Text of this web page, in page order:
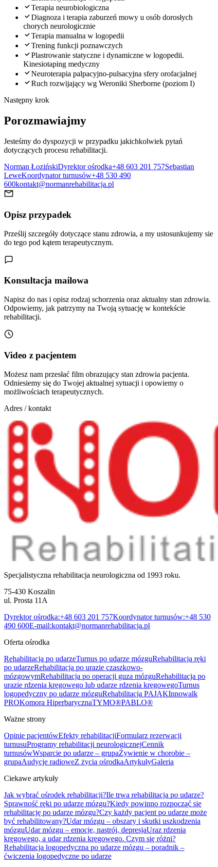
Terapia neurobiologiczna
Diagnoza i terapia zaburzeń mowy u osób dorosłych
chorych neurologicznie
Terapia manualna w logopedii
Trening funkcji poznawczych
Plastrowanie statyczne i dynamiczne w logopedii.
Kinesiotaping medyczny
Neuroterapia palpacyjno-pulsacyjna sfery orofacjalnej
Ruch rozwijający wg Weroniki Sherborne (poziom I)
Następny krok
Porozmawiajmy
Jesteśmy do dyspozycji w przypadku jakichkolwiek pytań
dotyczących procesu rehabilitacji.
Norman ŁozińskiDyrektor ośrodka+48 603 201 757Sebastian
LeweKoordynator turnusów+48 530 490
600kontakt@normanrehabilitacja.pl
Opisz przypadek
Prześlij szczegóły dotyczące stanu zdrowia, a my ustosunkujemy sie
do tego pod kątem terapeutycznym.
Konsultacja mailowa
Napisz do nas i opisz rodzaj schorzenia oraz aktualny stan zdrowia.
Odpowiemy, jak patrzymy na Twoją sytuację w kontekście
rehabilitacji.
Video z pacjentem
Możesz nam przesłać film obrazujący stan zdrowia pacjenta.
Odniesiemy się do Twojej aktualnej sytuacji i opowiemy o
możliwościach terapeutycznych.
Adres / kontakt
Specjalistyczna rehabilitacja neurologiczna od 1993 roku.
75-430 Koszalin
ul. Prosta 11A
Dyrektor ośrodka:+48 603 201 757Koordynator turnusów:+48 530
490 600E-mail:kontakt@normanrehabilitacja.pl
Oferta ośrodka
Rehabilitacja po udarzeTurnus po udarze mózguRehabilitacja ręki
po udarzeRehabilitacja po urazie czaszkowo-
mózgowymRehabilitacja po operacji guza mózguRehabilitacja po
urazie rdzenia kręgowego lub udarze rdzenia kręgowegoTurnus
logopedyczny po udarze mózguRehabilitacja PAJĄKInnowalk
PROKomora HiperbarycznaTYMO®PABLO®
Ważne strony
Opinie pacjentówEfekty rehabilitacjiFormularz rezerwacji
turnusuProgramy rehabilitacji neurologicznejCennik
turnusówWsparcie po udarze – grupaŻywienie w chorobie –
grupaAudycje radioweZ życia ośrodkaArtykułyGaleria
Ciekawe artykuły
Jak wybrać ośrodek rehabilitacji?Ile trwa rehabilitacja po udarze?
Sprawność ręki po udarze mózgu?Kiedy powinno rozpocząć się
rehabilitację po udarze mózgu?Czy każdy pacjent po udarze może
być rehabilitowany?Udar mózgu – obszary i skutki uszkodzenia
mózguUdar mózgu – emocje, nastrój, depresjaUraz rdzenia
kręgowego, a udar rdzenia kręgowego. Czym się różni?
Rehabilitacja logopedyczna po udarze mózgu – poradnik –
ćwiczenia logopedyczne po udarze